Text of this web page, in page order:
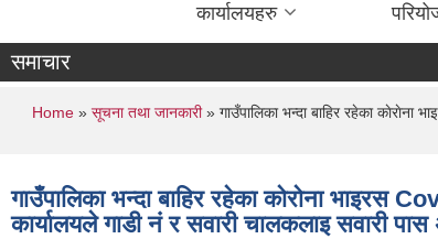
कार्यालयहरु
समाचार
You are here
Home » सूचना तथा जानकारी» गाउँपालिका भन्दा बाहिर रहेका काेराेना
गाउँपालिका भन्दा बाहिर रहेका काेराेना भाइरस
कार्यालयले गाडी नं र सवारी चालकलाइ सवारी